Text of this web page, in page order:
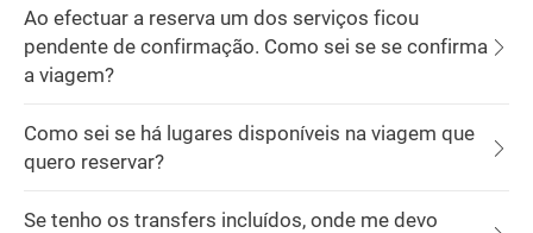
Ao efectuar a reserva um dos serviços ficou
pendente de confirmação. Como sei se se confirma
a viagem?
Como sei se há lugares disponíveis na viagem que
quero reservar?
Se tenho os transfers incluídos, onde me devo